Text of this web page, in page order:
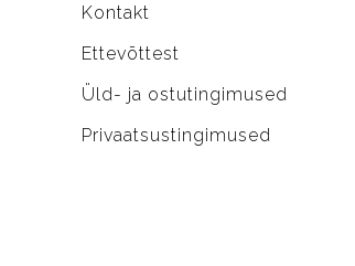
Kontakt
Ettevõttest
Üld- ja ostutingimused
Privaatsustingimused